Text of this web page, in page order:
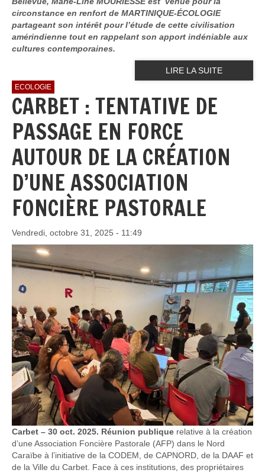
circonstance en renfort de MARTINIQUE-ÉCOLOGIE
partageant son intérêt pour l’étude de cette civilisation
amérindienne tout en rappelant son apport indéniable aux
cultures contemporaines.
LIRE LA SUITE
ECOLOGIE
CARBET : TENTATIVE DE
PASSAGE EN FORCE
AUTOUR DE LA CRÉATION
D’UNE ASSOCIATION
FONCIÈRE PASTORALE
Vendredi, octobre 31, 2025 - 11:49
Carbet – 30 oct. 2025. Réunion publique relative à la création
d’une Association Foncière Pastorale (AFP) dans le Nord
Caraïbe à l’initiative de la CODEM, de CAPNORD, de la DAAF et
de la Ville du Carbet. Face à ces institutions, des propriétaires